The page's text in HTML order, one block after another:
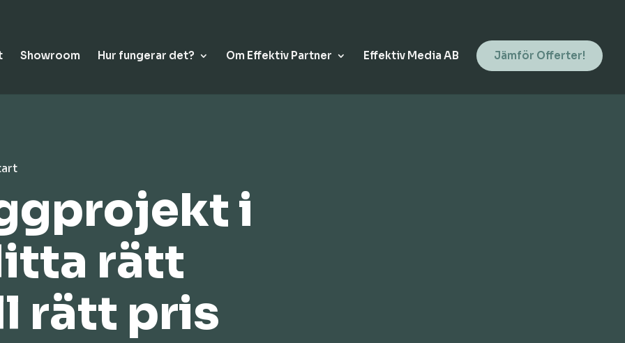
Showroom Hur fungerar det? Om Effektiv Partner Effektiv Media AB Jämför Offerter!
i
rätt
rätt pris